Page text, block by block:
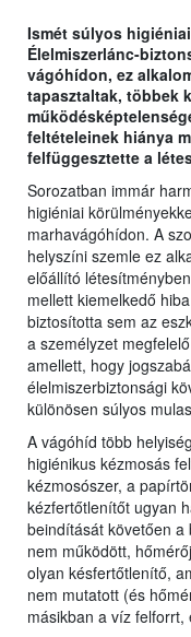
Ismét súlyos
Élelmiszerlánc-
vágóhídon, ez
tapasztaltak, többek
feltételeinek hiánya
felfüggesztette a
Sorozatban immár
higiéniai
marhavágóhídon. A
helyszíni szemle ez
előállító
mellett kiemelkedő
biztosította sem az
a személyzet
amellett, hogy
élelmiszerbiztonsági
különösen súlyos
A vágóhíd több
higiénikus kézmosás
kézmosószer, a
kézfertőtlenítőt ugyan
beindítását követően
nem működött,
olyan késfertőtlenítő,
nem mutatott (és
másikban a víz